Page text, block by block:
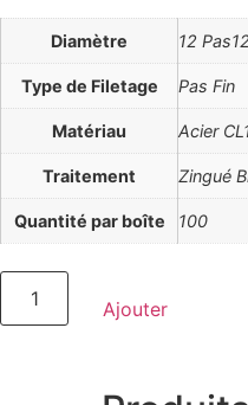
FIN
Pas125
Diamètre 12
Type de Filetage Pas Fin
Matériau Acier
Traitement Zingué
Quantité par boîte 100
quantité
ECROU
Ajouter